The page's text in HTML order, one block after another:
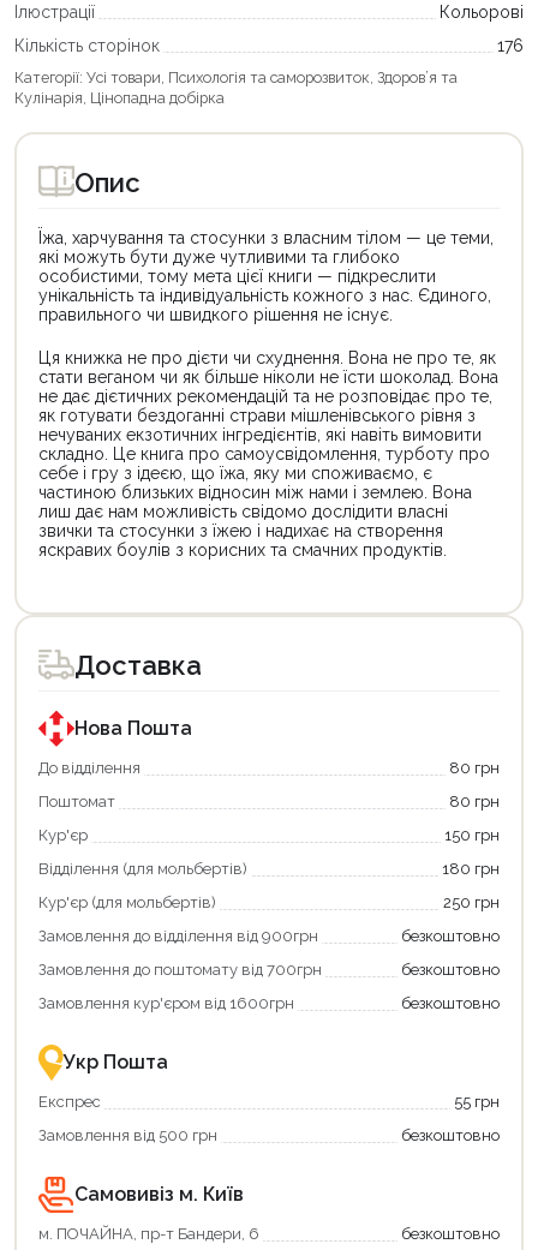
Ілюстрації
Кольорові
Кількість сторінок
176
Категорії: Усі товари Психологія та саморозвиток Здоров’я та
Кулінарія Цінопадна добірка
Опис
Їжа, харчування та стосунки з власним тілом — це теми,
які можуть бути дуже чутливими та глибоко
особистими, тому мета цієї книги — підкреслити
унікальність та індивідуальність кожного з нас. Єдиного,
правильного чи швидкого рішення не існує.
Ця книжка не про дієти чи схуднення. Вона не про те, як
стати веганом чи як більше ніколи не їсти шоколад. Вона
не дає дієтичних рекомендацій та не розповідає про те,
як готувати бездоганні страви мішленівського рівня з
нечуваних екзотичних інгредієнтів, які навіть вимовити
складно. Це книга про самоусвідомлення, турботу про
себе і гру з ідеєю, що їжа, яку ми споживаємо, є
частиною близьких відносин між нами і землею. Вона
лиш дає нам можливість свідомо дослідити власні
звички та стосунки з їжею і надихає на створення
яскравих боулів з корисних та смачних продуктів.
Доставка
Нова Пошта
До відділення
80 грн
Поштомат
80 грн
Кур'єр
150 грн
Відділення (для мольбертів)
180 грн
Кур'єр (для мольбертів)
250 грн
Замовлення до відділення від 900грн
безкоштовно
Замовлення до поштомату від 700грн
безкоштовно
Замовлення кур'єром від 1600грн
безкоштовно
Укр Пошта
Експрес
55 грн
Замовлення від 500 грн
безкоштовно
Самовивіз м. Київ
м. ПОЧАЙНА, пр-т Бандери, 6 безкоштовно